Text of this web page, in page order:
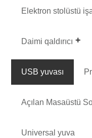
Elektron stolüstü
Daimi qaldırıcı
USB yuvası
Açılan Masaüstü
Universal yuva